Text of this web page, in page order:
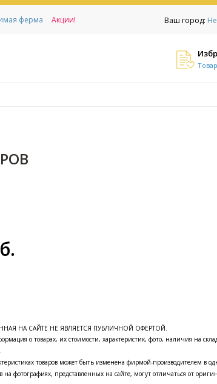
Ваш город:
ферма Акции!
НА САЙТЕ НЕ ЯВЛЯЕТСЯ ПУБЛИЧНОЙ ОФЕРТОЙ.
о товарах, их стоимости, характеристик, фото, наличия на
товаров может быть изменена фирмой-производителем в
на фотографиях, представленных на сайте, могут отличаться от